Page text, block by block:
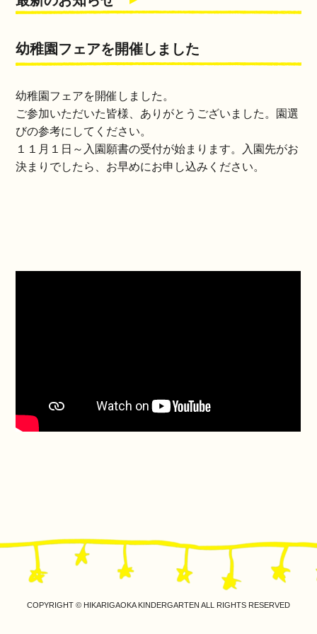
幼稚園フェアを開催しました
幼稚園フェアを開催しました。
ご参加いただいた皆様、ありがとうございました。園選
びの参考にしてください。
１１月１日～入園願書の受付が始まります。入園先がお
決まりでしたら、お早めにお申し込みください。
COPYRIGHT © HIKARIGAOKA KINDERGARTEN ALL RIGHTS RESERVED